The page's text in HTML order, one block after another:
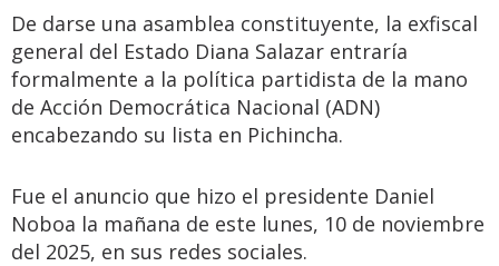
De darse una asamblea constituyente, la exfiscal
general del Estado Diana Salazar entraría
formalmente a la política partidista de la mano
de Acción Democrática Nacional (ADN)
encabezando su lista en Pichincha.
Fue el anuncio que hizo el presidente Daniel
Noboa la mañana de este lunes, 10 de noviembre
del 2025, en sus redes sociales.